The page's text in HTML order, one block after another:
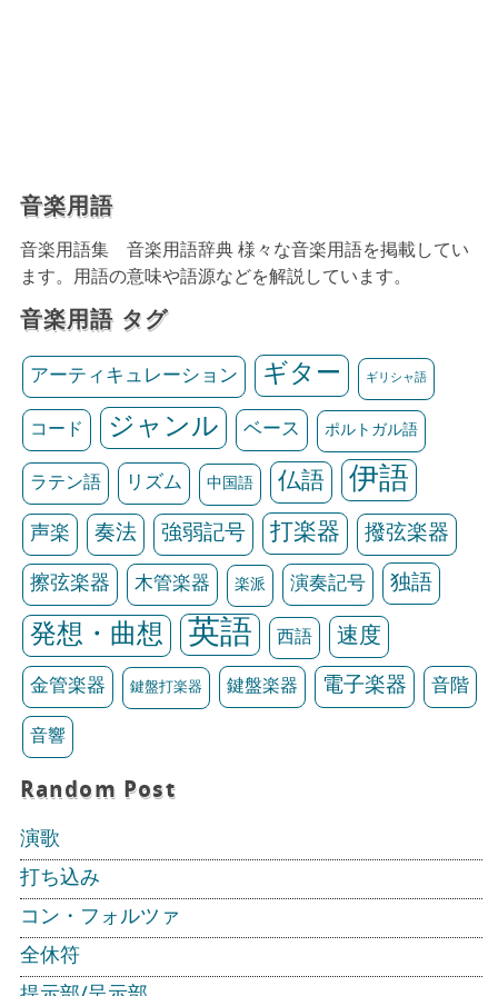
音楽用語
音楽用語集 音楽用語辞典 様々な音楽用語を掲載してい
ます。用語の意味や語源などを解説しています。
音楽用語 タグ
アーティキュレーション ギター ギリシャ語
コード ジャンル ベース ポルトガル語
ラテン語 リズム 中国語 仏語 伊語
声楽 奏法 強弱記号 打楽器 撥弦楽器
擦弦楽器 木管楽器 楽派 演奏記号 独語
発想・曲想 英語 西語 速度
金管楽器 鍵盤打楽器 鍵盤楽器 電子楽器 音階
音響
Random Post
演歌
打ち込み
コン・フォルツァ
全休符